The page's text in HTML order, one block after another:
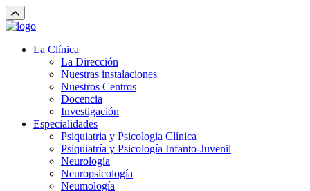
La Clínica
La Dirección
Nuestras instalaciones
Nuestros Centros
Docencia
Investigación
Especialidades
Psiquiatria y Psicologia Clínica
Psiquiatría y Psicología Infanto-Juvenil
Neurología
Neuropsicología
Neumología